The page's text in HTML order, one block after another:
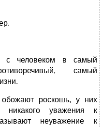
с человеком в самый
самый
обожают роскошь, у них
уважения к
неуважение к